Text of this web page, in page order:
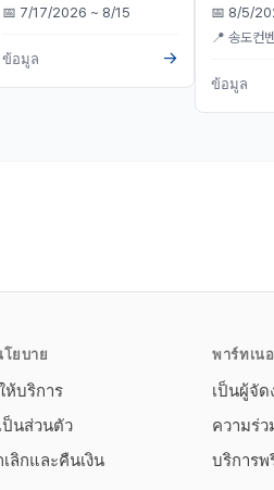
📅 7/17/2026 ~ 8/15
ข้อมูล →
📅 8/5/
📍 송도컨
ข้อมูล
ยบาย
ห้บริการ
ป็นส่วนตัว
ลิกและคืนเงิน
พาร์ทเน
เป็นผู้จัด
ความร่
บริการพ